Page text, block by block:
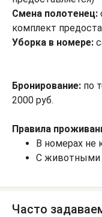
Смена полотенец:
комплект
Уборка в номере:
Бронирование: по
2000 руб.
Правила
В номерах не
С животными
Часто